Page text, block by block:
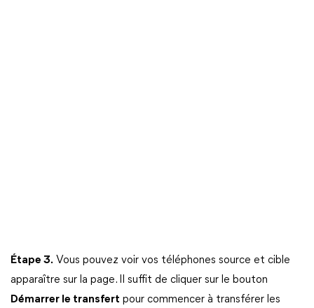
Étape 3. Vous pouvez voir vos téléphones source et cible
apparaître sur la page. Il suffit de cliquer sur le bouton
Démarrer le transfert pour commencer à transférer les